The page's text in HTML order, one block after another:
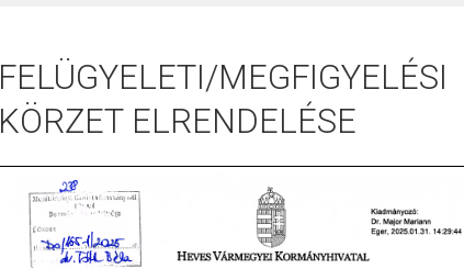
FELÜGYELETI/MEGFIGYELÉSI
KÖRZET ELRENDELÉSE